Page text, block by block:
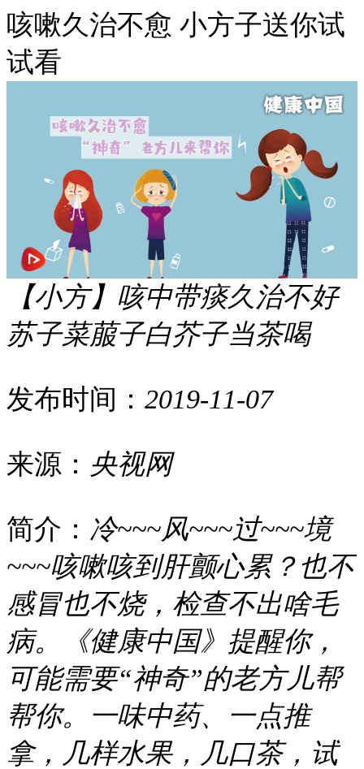
咳嗽久治不愈 小方子送你试
试看
【小方】咳中带痰久治不好
苏子菜菔子白芥子当茶喝
发布时间： 2019-11-07
来源： 央视网
简介： 冷~~~风~~~过~~~境
~~~咳嗽咳到肝颤心累？也不
感冒也不烧，检查不出啥毛
病。《健康中国》提醒你，
可能需要“神奇”的老方儿帮
帮你。一味中药、一点推
拿，几样水果，几口茶，试